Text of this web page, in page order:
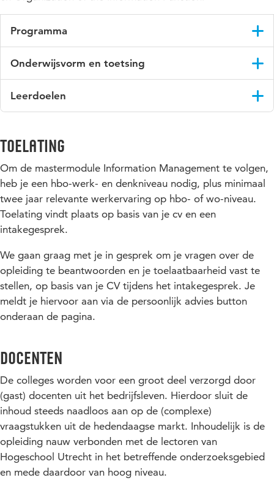
Programma
IT Alignmentbenaderingen en vraagstukken
Governancemodellen
codes
Business IT Alignmentgame
Business Information Planning (het doorlichten van de
Management van informatie en processen
Architectuurbeheer
Portfoliomanagement
ASL, ITIL
(Out)sourcing van IT
Demand en supply
Onderwijsvorm en toetsing
deel je ook jouw praktijkervaring met de andere deelnemers.
Een module wordt afgesloten met een schriftelijk tentamen,
en Persoonlijke Vaardigheden.
Leerdoelen
begrijpt verschillende opvattingen over business IT
alignment
ontwikkelt een holistische kijk op business IT alignment
kent de maatregelen om business en IT-alignment te
verbeteren
begrijpt IT Governance principes (in kader van het
controlcyclus voor management)
identificeert procesverbeteringen
kent de processen en activiteiten voor informatie- en
applicatiebeheer
verbeterd
kent de modellen voor het beheer van de ICT functie zoals
BISL, ASL, ITIL
kent de innovaties van informatiemanagement
kent de invloed van outsourcing en offshoring met
betrekking tot de informatiefunctie
bentin staat om te anticiperen op de veranderingen van de
informatiesystemen, die van invloed zijn op de
Toelating
Om de mastermodule Information Management te volgen,
heb je een hbo-werk- en denkniveau nodig, plus minimaal
twee jaar relevante werkervaring op hbo- of wo-niveau.
Toelating vindt plaats op basis van je cv en een
intakegesprek.
We gaan graag met je in gesprek om je vragen over de
opleiding te beantwoorden en je toelaatbaarheid vast te
stellen, op basis van je CV tijdens het intakegesprek. Je
meldt je hiervoor aan via de persoonlijk advies button
onderaan de pagina.
Docenten
De colleges worden voor een groot deel verzorgd door
(gast) docenten uit het bedrijfsleven. Hierdoor sluit de
inhoud steeds naadloos aan op de (complexe)
vraagstukken uit de hedendaagse markt. Inhoudelijk is de
opleiding nauw verbonden met de lectoren van
Hogeschool Utrecht in het betreffende onderzoeksgebied
en mede daardoor van hoog niveau.